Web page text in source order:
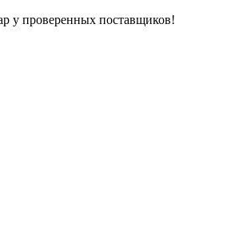
у проверенных поставщиков!